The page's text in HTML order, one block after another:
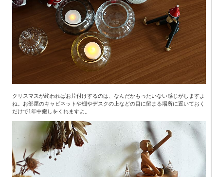
クリスマスが終わればお片付けするのは、なんだかもったいない感じがしますよ
ね。お部屋のキャビネットや棚やデスクの上などの目に留まる場所に置いておく
だけで1年中癒しをくれますよ。